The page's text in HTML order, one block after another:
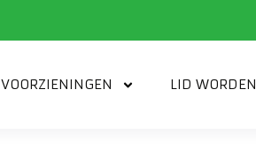
VOORZIENINGEN LID WORDEN